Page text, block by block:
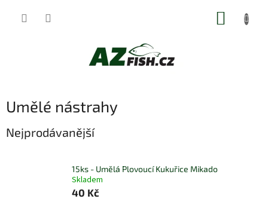
Umělé nástrahy
Nejprodávanější
15ks - Umělá Plovoucí Kukuřice Mikado
Skladem
40 Kč